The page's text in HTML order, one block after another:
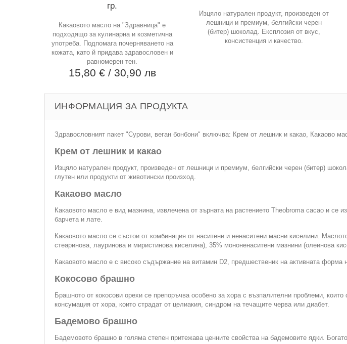
гр.
Какаовото масло на "Здравница" е
подходящо за кулинарна и козметична
употреба. Подпомага почерняването на
кожата, като й придава здравословен и
равномерен тен.
15,80 € / 30,90 лв
Изцяло натурален продукт, произведен от
лешници и премиум, белгийски черен
(битер) шоколад. Експлозия от вкус,
консистенция и качество.
ИНФОРМАЦИЯ ЗА ПРОДУКТА
Здравословният пакет "Сурови, веган бонбони" включва: Крем от лешник и какао,
Крем от лешник и какао
Изцяло натурален продукт, произведен от лешници и премиум, белгийски черен (битер)
глутен или продукти от животински произход.
Какаово масло
Какаовото масло е вид мазнина, извлечена от зърната на растението Theobroma cacao и се
барчета и лате.
Какаовото масло се състои от комбинация от наситени и ненаситени масни киселини.
стеаринова, лауринова и миристинова киселина), 35% мононенаситени мазнини (олеинова
Какаовото масло е с високо съдържание на витамин D2, предшественик на активната форма
Кокосово брашно
Брашното от кокосови орехи се препоръчва особено за хора с възпалителни проблеми,
консумация от хора, които страдат от целиакия, синдром на течащите черва или диабет.
Бадемово брашно
Бадемовото брашно в голяма степен притежава ценните свойства на бадемовите ядки.